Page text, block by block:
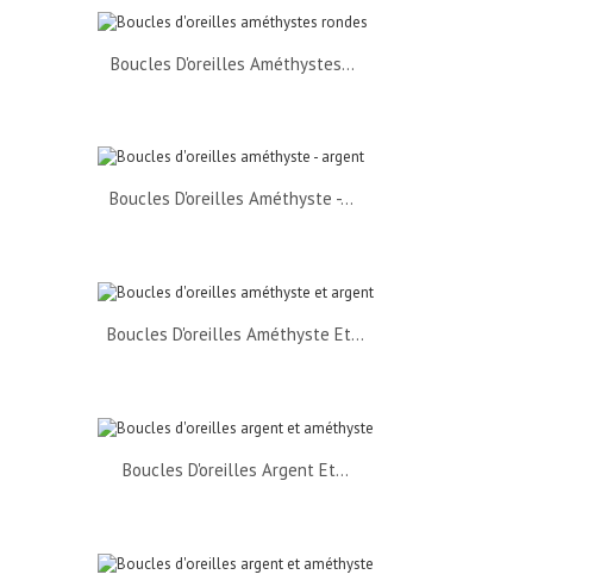
Boucles D'oreilles Améthystes...
Boucles D'oreilles Améthyste -...
Boucles D'oreilles Améthyste Et...
Boucles D'oreilles Argent Et...